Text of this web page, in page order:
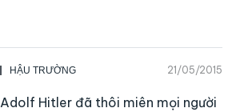
HẬU TRƯỜNG 21/05/2015
Adolf Hitler đã thôi miên mọi người